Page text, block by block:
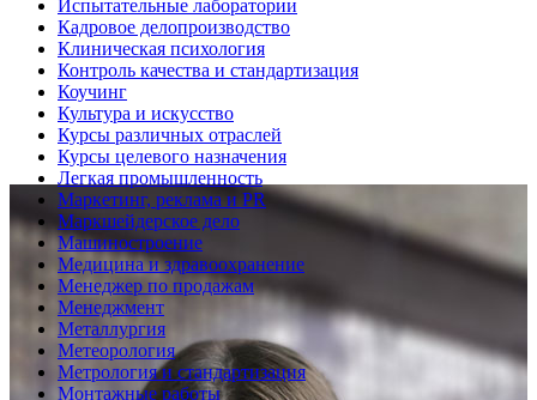
Испытательные лаборатории
Кадровое делопроизводство
Клиническая психология
Контроль качества и стандартизация
Коучинг
Культура и искусство
Курсы различных отраслей
Курсы целевого назначения
Легкая промышленность
Маркетинг, реклама и PR
Маркшейдерское дело
Машиностроение
Медицина и здравоохранение
Менеджер по продажам
Менеджмент
Металлургия
Метеорология
Метрология и стандартизация
Монтажные работы